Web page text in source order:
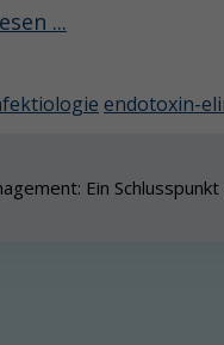
...
endotoxin-
Ein Schlusspunkt